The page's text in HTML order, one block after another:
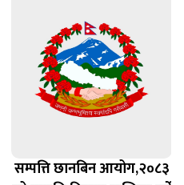
सम्पत्ति छानबिन आयोग,२०८३